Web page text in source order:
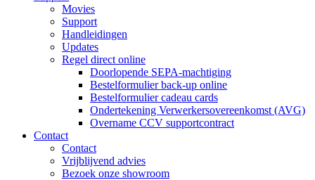
Movies
Support
Handleidingen
Updates
Regel direct online
Doorlopende SEPA-machtiging
Bestelformulier back-up online
Bestelformulier cadeau cards
Ondertekening Verwerkersovereenkomst (AVG)
Overname CCV supportcontract
Contact
Contact
Vrijblijvend advies
Bezoek onze showroom